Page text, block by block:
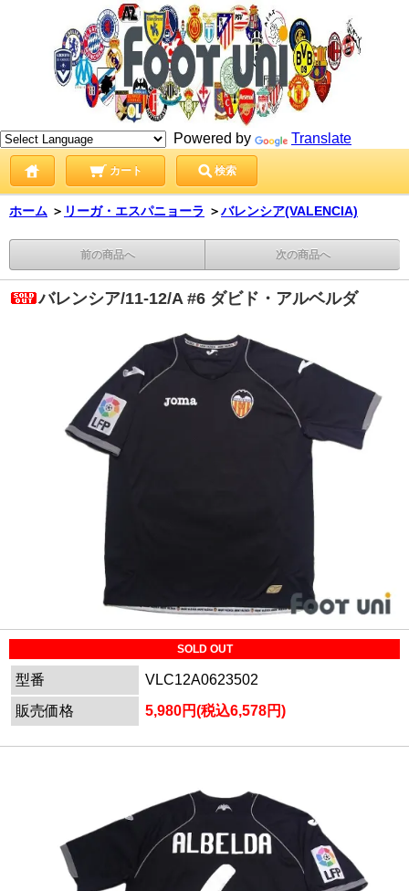
Powered by Translate
カート 検索
ホーム ＞ リーガ・エスパニョーラ ＞バレンシア(VALENCIA)
前の商品へ 次の商品へ
バレンシア/11-12/A #6 ダビド・アルベルダ
SOLD OUT
型番
VLC12A0623502
販売価格
5,980円(税込6,578円)